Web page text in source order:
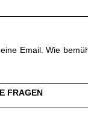
eine Email. Wie
FRAGEN